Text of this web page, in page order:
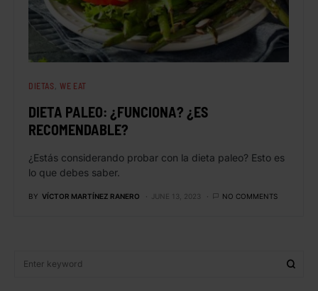
DIETAS WE EAT
DIETA PALEO: ¿FUNCIONA? ¿ES
RECOMENDABLE?
¿Estás considerando probar con la dieta paleo? Esto es
lo que debes saber.
BY VÍCTOR MARTÍNEZ RANERO JUNE 13, 2023 NO COMMENTS